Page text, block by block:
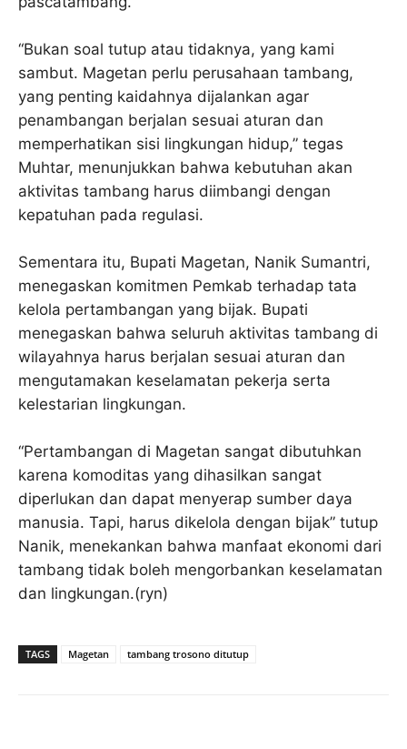
“Bukan soal tutup atau tidaknya, yang kami
sambut. Magetan perlu perusahaan tambang,
yang penting kaidahnya dijalankan agar
penambangan berjalan sesuai aturan dan
memperhatikan sisi lingkungan hidup,” tegas
Muhtar, menunjukkan bahwa kebutuhan akan
aktivitas tambang harus diimbangi dengan
kepatuhan pada regulasi.
Sementara itu, Bupati Magetan, Nanik Sumantri,
menegaskan komitmen Pemkab terhadap tata
kelola pertambangan yang bijak. Bupati
menegaskan bahwa seluruh aktivitas tambang di
wilayahnya harus berjalan sesuai aturan dan
mengutamakan keselamatan pekerja serta
kelestarian lingkungan.
“Pertambangan di Magetan sangat dibutuhkan
karena komoditas yang dihasilkan sangat
diperlukan dan dapat menyerap sumber daya
manusia. Tapi, harus dikelola dengan bijak” tutup
Nanik, menekankan bahwa manfaat ekonomi dari
tambang tidak boleh mengorbankan keselamatan
dan lingkungan.(ryn)
TAGS Magetan tambang trosono ditutup